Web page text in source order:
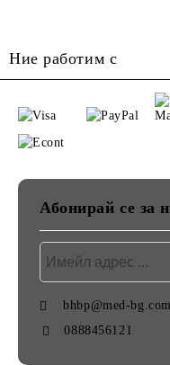
Ние работим с
Абонирай се за
bhbp@med-bg.com
0888456121